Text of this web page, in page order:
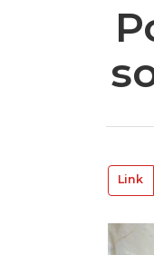
Link